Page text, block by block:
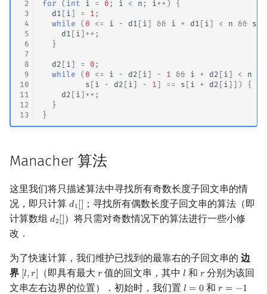
2
3
4
5
6
7
8
9
10
11
12
13
for
( int i = 0 ; i < n ; i++ )
{
d1 [ i ] = 1 ;
while
( 0 <= i - d1 [ i ] && i + d1 [ i ] < n && s
d1 [ i ] ++ ;
}
d2 [ i ] = 0 ;
while
( 0 <= i - d2 [ i ] - 1 && i + d2 [ i ] < n
s [ i - d2 [ i ] - 1 ] == s [ i + d2 [ i ]])
{
d2 [ i ] ++ ;
}
}
Manacher 算法
这里我们将只描述算法中寻找所有奇数长度子回文串的情
况，即只计算 𝑑1[]
d1
；寻找所有偶数长度子回文串的算法（即
计算数组 𝑑2[]
d2 ]）将只需对奇数情况下的算法进行一些小修
改．
为了快速计算，我们维护已找到的最靠右的子回文串的 边
界 [𝑙,𝑟]
[l,r] （即具有最大 𝑟
r 值的回文串，其中𝑙l 和 𝑟
r 分别为该回
文串左右边界的位置）．初始时，我们置 𝑙 = 0
l =0 和𝑟 = −1
r=−1